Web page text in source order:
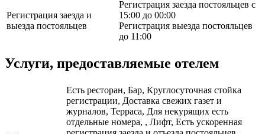
Регистрация заезда и
выезда постояльцев
Регистрация заезда постояльцев с
15:00 до 00:00
Регистрация выезда постояльцев
до 11:00
Услуги, предоставляемые отелем
Есть ресторан, Бар, Круглосуточная стойка
регистрации, Доставка свежих газет и
журналов, Терраса, Для некурящих есть
отдельные номера, , Лифт, Есть ускоренная